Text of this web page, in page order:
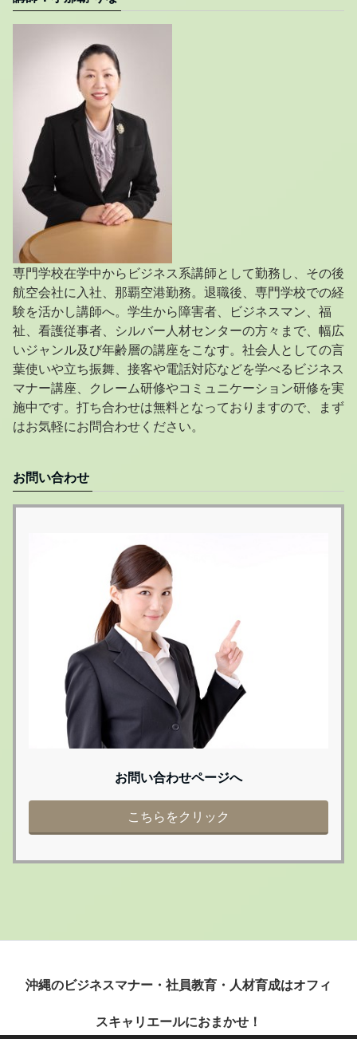
専門学校在学中からビジネス系講師として勤務し、その後
航空会社に入社、那覇空港勤務。退職後、専門学校での経
験を活かし講師へ。学生から障害者、ビジネスマン、福
祉、看護従事者、シルバー人材センターの方々まで、幅広
いジャンル及び年齢層の講座をこなす。社会人としての言
葉使いや立ち振舞、接客や電話対応などを学べるビジネス
マナー講座、クレーム研修やコミュニケーション研修を実
施中です。打ち合わせは無料となっておりますので、まず
はお気軽にお問合わせください。
お問い合わせ
お問い合わせページへ
こちらをクリック
沖縄のビジネスマナー・社員教育・人材育成はオフィ
スキャリエールにおまかせ！